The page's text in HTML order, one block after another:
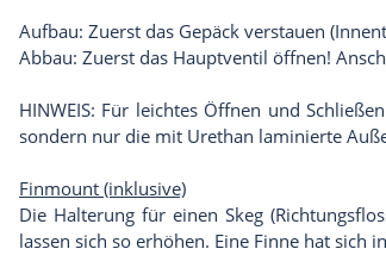
Aufbau: Zuerst das Gepäck verstauen
Abbau: Zuerst das Hauptventil öffnen!
HINWEIS: Für leichtes Öffnen und
sondern nur die mit Urethan laminierte
Finmount (inklusive)
Die Halterung für einen Skeg
lassen sich so erhöhen. Eine Finne hat sich